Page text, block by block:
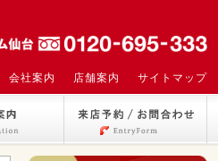
会社案内 店舗案内 サイトマップ